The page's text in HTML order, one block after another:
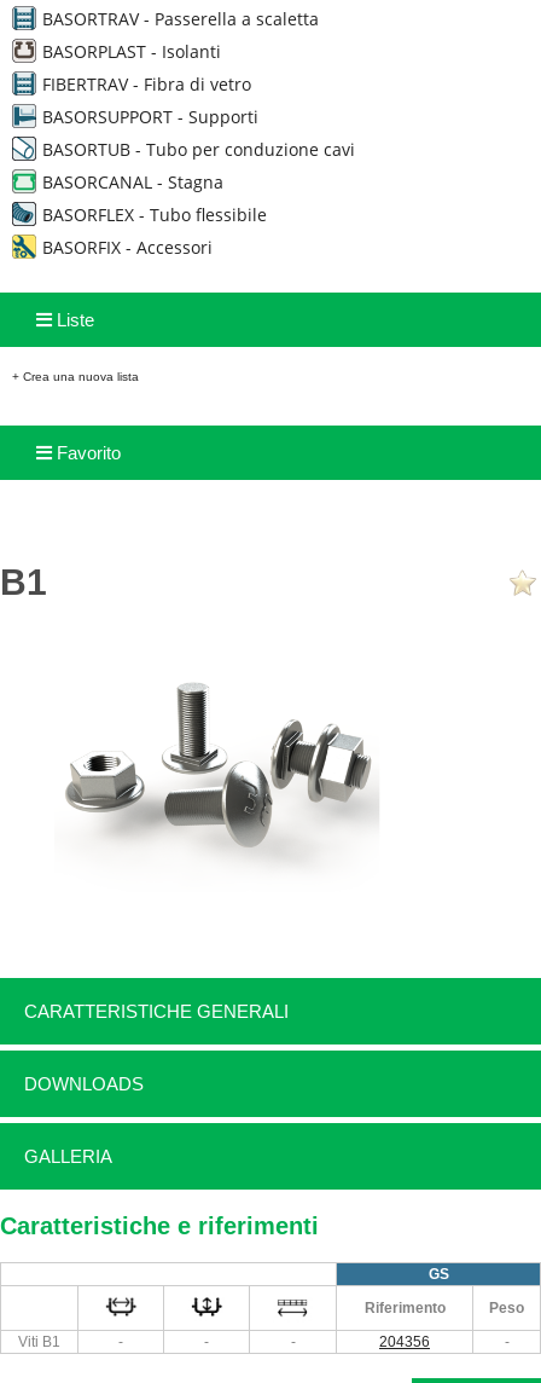
BASORTRAV - Passerella a scaletta
BASORPLAST - Isolanti
FIBERTRAV - Fibra di vetro
BASORSUPPORT - Supporti
BASORTUB - Tubo per conduzione cavi
BASORCANAL - Stagna
BASORFLEX - Tubo flessibile
BASORFIX - Accessori
Liste
+ Crea una nuova lista
Favorito
B1
CARATTERISTICHE GENERALI
DOWNLOADS
GALLERIA
Caratteristiche e riferimenti
GS
Riferimento
Peso
Viti B1
- - - 204356 -